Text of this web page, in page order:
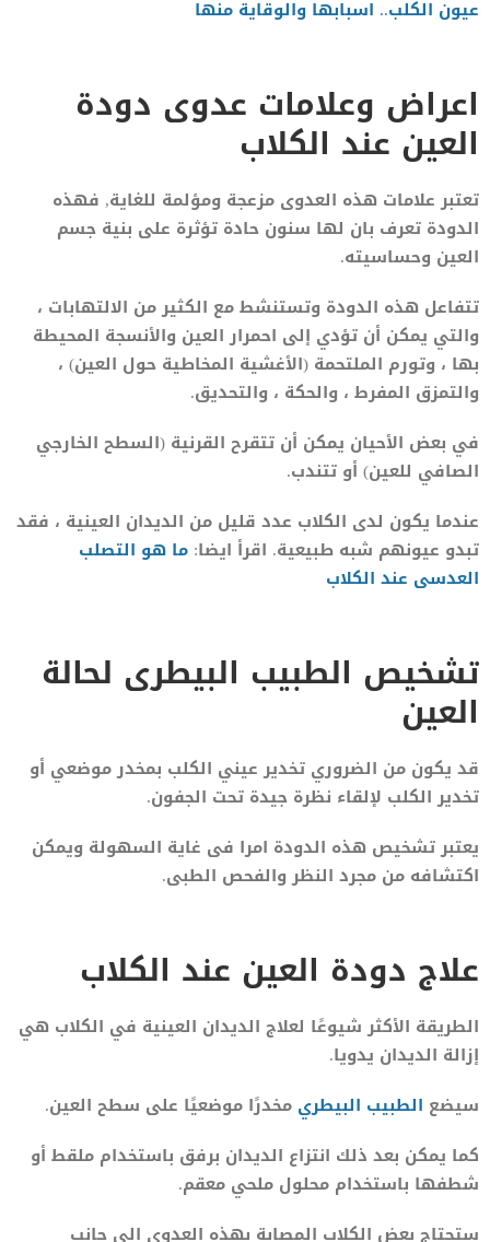
عيون الكلب.. اسبابها والوقاية منها
اعراض وعلامات عدوى دودة
العين عند الكلاب
تعتبر علامات هذه العدوى مزعجة ومؤلمة للغاية, فهذه
الدودة تعرف بان لها سنون حادة تؤثرة على بنية جسم
العين وحساسيته.
تتفاعل هذه الدودة وتستنشط مع الكثير من الالتهابات ،
والتي يمكن أن تؤدي إلى احمرار العين والأنسجة المحيطة
بها ، وتورم الملتحمة (الأغشية المخاطية حول العين) ،
والتمزق المفرط ، والحكة ، والتحديق.
في بعض الأحيان يمكن أن تتقرح القرنية (السطح الخارجي
الصافي للعين) أو تتندب.
عندما يكون لدى الكلاب عدد قليل من الديدان العينية ، فقد
تبدو عيونهم شبه طبيعية. اقرأ ايضا: ما هو التصلب
العدسى عند الكلاب
تشخيص الطبيب البيطرى لحالة
العين
قد يكون من الضروري تخدير عيني الكلب بمخدر موضعي أو
تخدير الكلب لإلقاء نظرة جيدة تحت الجفون.
يعتبر تشخيص هذه الدودة امرا فى غاية السهولة ويمكن
اكتشافه من مجرد النظر والفحص الطبى.
علاج دودة العين عند الكلاب
الطريقة الأكثر شيوعًا لعلاج الديدان العينية في الكلاب هي
إزالة الديدان يدويا.
سيضع الطبيب البيطري مخدرًا موضعيًا على سطح العين.
كما يمكن بعد ذلك انتزاع الديدان برفق باستخدام ملقط أو
شطفها باستخدام محلول ملحي معقم.
ستحتاج بعض الكلاب المصابة بهذه العدوى الى جانب